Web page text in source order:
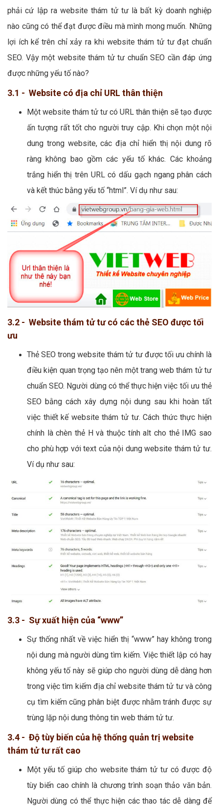
phải cứ lập ra website thám tử tư là bất kỳ doanh nghiệp
nào cũng có thể đạt được điều mà mình mong muốn. Những
lợi ích kể trên chỉ xảy ra khi website thám tử tư đạt chuẩn
SEO. Vậy một website thám tử tư chuẩn SEO cần đáp ứng
được những yếu tố nào?
3.1 - Website có địa chỉ URL thân thiện
Một website thám tử tư có URL thân thiện sẽ tạo được
ấn tượng rất tốt cho người truy cập. Khi chọn một nội
dung trong website, các địa chỉ hiển thị nội dung rõ
ràng không bao gồm các yếu tố khác. Các khoảng
trắng hiển thị trên URL có dấu gạch ngang phân cách
và kết thúc bằng yếu tố “html”. Ví dụ như sau:
3.2 - Website thám tử tư có các thẻ SEO được tối
ưu
Thẻ SEO trong website thám tử tư được tối ưu chính là
điều kiện quan trọng tạo nên một trang web thám tử tư
chuẩn SEO. Người dùng có thể thực hiện việc tối ưu thẻ
SEO bằng cách xây dựng nội dung sau khi hoàn tất
việc thiết kế website thám tử tư. Cách thức thực hiện
chính là chèn thẻ H và thuộc tính alt cho thẻ IMG sao
cho phù hợp với text của nội dung website thám tử tư.
Ví dụ như sau:
3.3 - Sự xuất hiện của “www”
Sự thống nhất về việc hiển thị “www” hay không trong
nội dung mà người dùng tìm kiếm. Việc thiết lập có hay
không yếu tố này sẽ giúp cho người dùng dễ dàng hơn
trong việc tìm kiếm địa chỉ website thám tử tư và công
cụ tìm kiếm cũng phân biệt được nhằm tránh được sự
trùng lặp nội dung thông tin web thám tử tư.
3.4 - Độ tùy biến của hệ thống quản trị website
thám tử tư rất cao
Một yếu tố giúp cho website thám tử tư có được độ
tùy biến cao chính là chương trình soạn thảo văn bản.
Người dùng có thể thực hiện các thao tác dễ dàng để